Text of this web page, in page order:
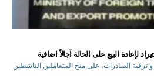
لإعادة البيع على الحالة آجالاً اضافية
و ترقية الصادرات، على منح المتعاملين الناشطين